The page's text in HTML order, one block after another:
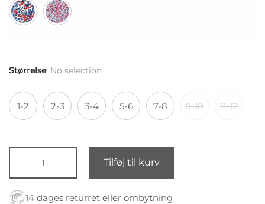
Størrelse: No selection
1-2 2-3 3-4 5-6 7-8 9-10 11-12
Tilføj til kurv
14 dages returret eller ombytning